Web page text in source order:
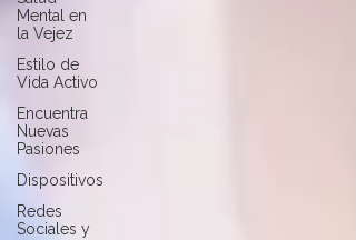
Mental en
la Vejez
Estilo de
Vida Activo
Encuentra
Nuevas
Pasiones
Dispositivos
Redes
Sociales y